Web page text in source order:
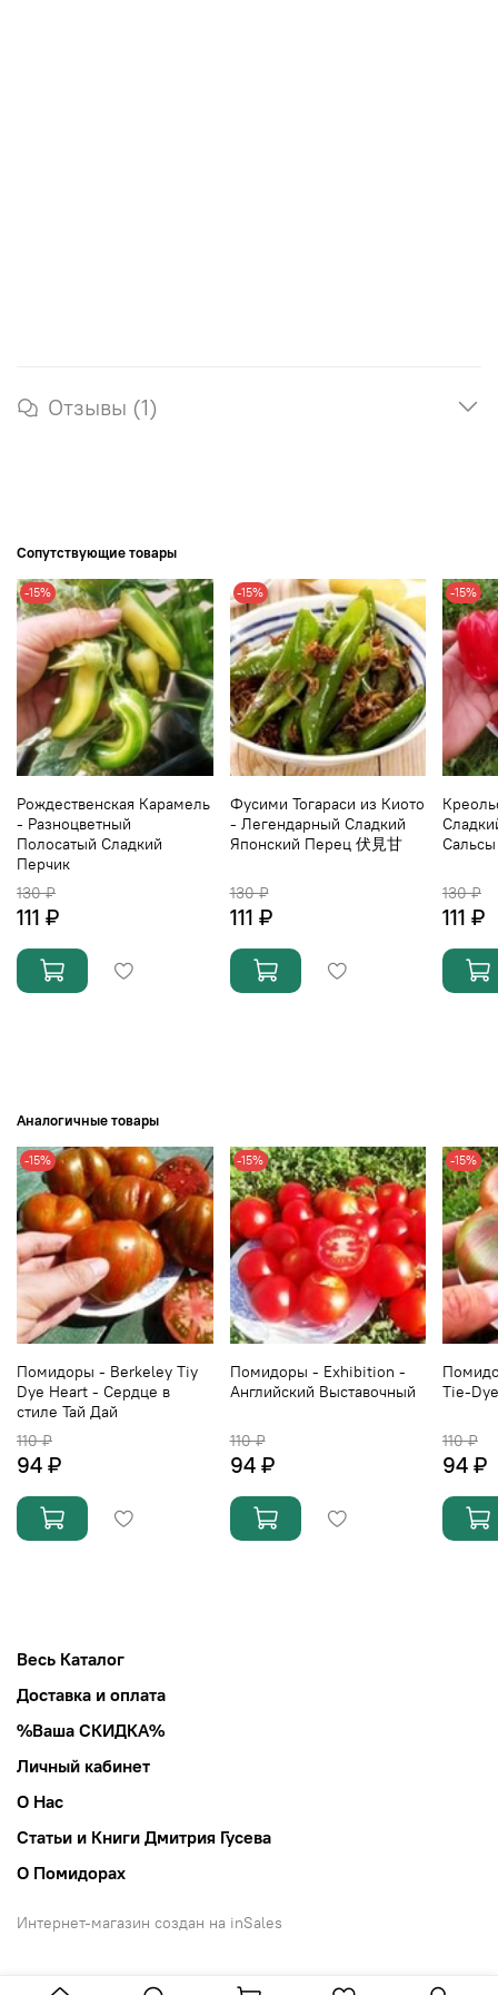
Отзывы (1)
Сопутствующие товары
-15%
Рождественская Карамель
- Разноцветный
Полосатый Сладкий
Перчик
130 ₽
111 ₽
-15%
Фусими Тогараси из Киото
- Легендарный Сладкий
Японский Перец 伏見甘
130 ₽
111 ₽
-15%
Сальсы
130 ₽
111 ₽
Аналогичные товары
-15%
Помидоры - Berkeley Tiy
Dye Heart - Сердце в
стиле Тай Дай
110 ₽
94 ₽
-15%
Помидоры - Exhibition -
Английский Выставочный
110 ₽
94 ₽
-15%
Tie-
110 ₽
94 ₽
Весь Каталог
Доставка и оплата
%Ваша СКИДКА%
Личный кабинет
О Нас
Статьи и Книги Дмитрия Гусева
О Помидорах
Интернет-магазин создан на inSales